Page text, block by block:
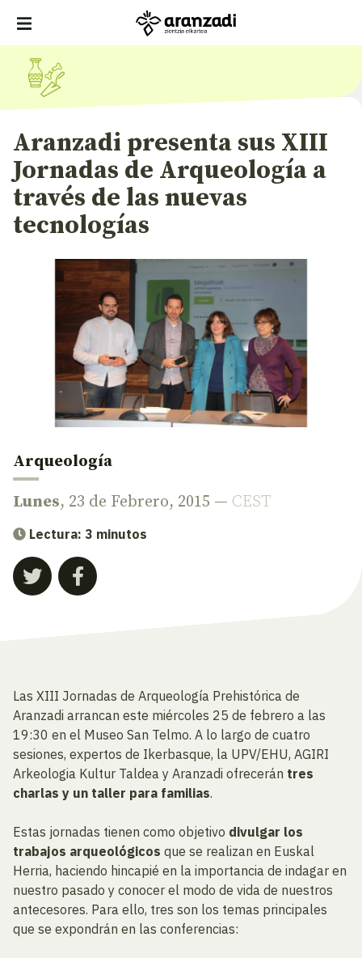
Aranzadi presenta sus XIII
Jornadas de Arqueología a
través de las nuevas
tecnologías
Arqueología
Lunes, 23 de Febrero, 2015 — CEST
Lectura: 3 minutos
Las XIII Jornadas de Arqueología Prehistórica de
Aranzadi arrancan este miércoles 25 de febrero a las
19:30 en el Museo San Telmo. A lo largo de cuatro
sesiones, expertos de Ikerbasque, la UPV/EHU, AGIRI
Arkeologia Kultur Taldea y Aranzadi ofrecerán tres
charlas y un taller para familias.
Estas jornadas tienen como objetivo divulgar los
trabajos arqueológicos que se realizan en Euskal
Herria, haciendo hincapié en la importancia de indagar en
nuestro pasado y conocer el modo de vida de nuestros
antecesores. Para ello, tres son los temas principales
que se expondrán en las conferencias: